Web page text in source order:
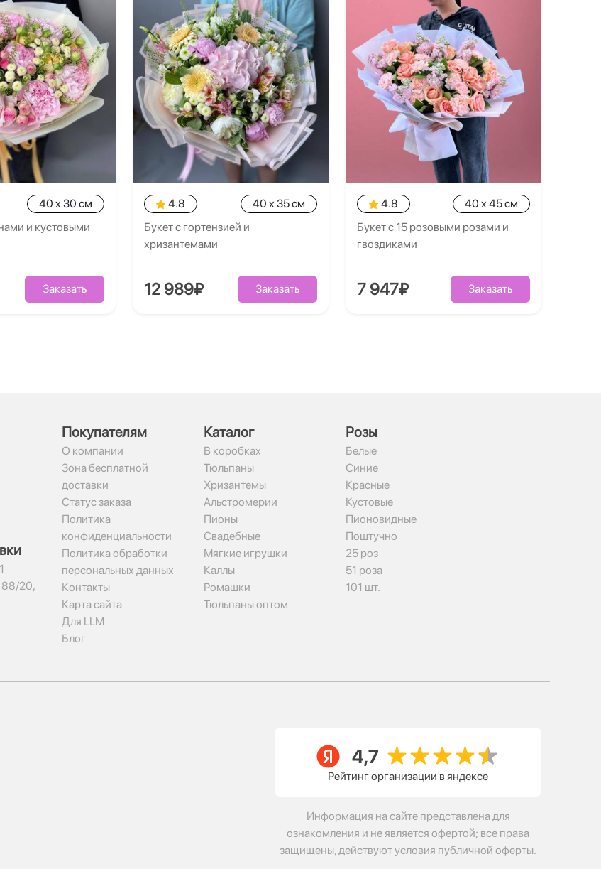
40 x 30 см
и кустовыми
Заказать
4.8
40 x 35 см
Букет с гортензией и
хризантемами
12 989₽ Заказать
4.8
40 x 45 см
Букет с 15 розовыми розами и
гвоздиками
7 947₽ Заказать
88/20,
Покупателям
О компании
Зона бесплатной
доставки
Статус заказа
Политика
конфиденциальности
Политика обработки
персональных данных
Контакты
Карта сайта
Для LLM
Блог
Каталог
В коробках
Тюльпаны
Хризантемы
Альстромерии
Пионы
Свадебные
Мягкие игрушки
Каллы
Ромашки
Тюльпаны оптом
Рoзы
Белые
Синие
Красные
Кустовые
Пионовидные
Поштучно
25 роз
51 роза
101 шт.
Рейтинг организации в яндексе
Информация на сайте представлена для
ознакомления и не является офертой; все права
защищены, действуют условия публичной оферты.